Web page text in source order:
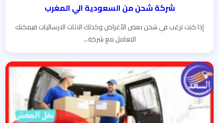
شركة شحن من السعودية الي المغرب
إذا كنت ترغب في شحن بعض الأغراض وكذلك الاثاث الارساليات فيمكنك
التعامل مع شركة...